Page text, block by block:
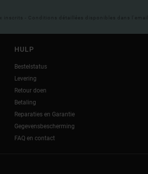
inscrits - Conditions détaillées disponibles dans
HULP
Bestelstatus
Levering
Retour doen
Betaling
Reparaties en Garantie
Gegevensbescherming
FAQ en contact